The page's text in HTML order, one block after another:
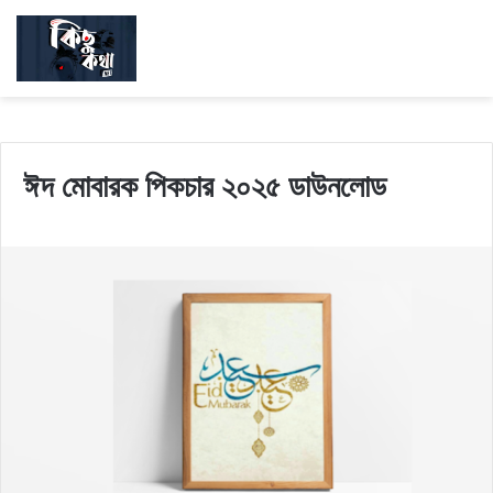
ঈদ মোবারক পিকচার ২০২৫ ডাউনলোড